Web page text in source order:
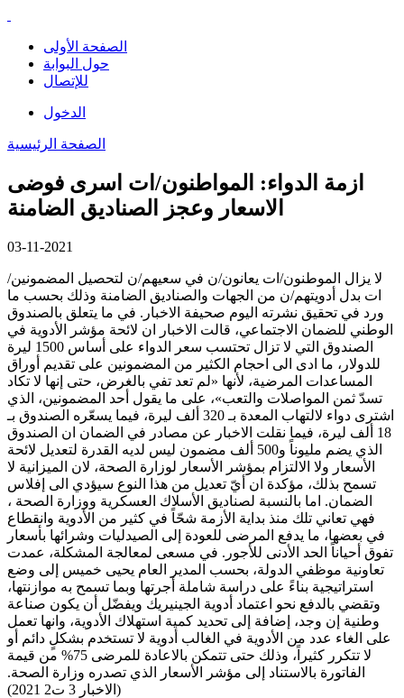
الصفحة الأولى
حول البوابة
للإتصال
الدخول
الصفحة الرئيسية
ازمة الدواء: المواطنون/ات اسرى فوضى
الاسعار وعجز الصناديق الضامنة
03-11-2021
لا يزال الموطنون/ات يعانون/ن في سعيهم/ن لتحصيل المضمونين/
ات بدل أدويتهم/ن من الجهات والصناديق الضامنة وذلك بحسب ما
ورد في تحقيق نشرته اليوم صحيفة الاخبار. في ما يتعلق بالصندوق
الوطني للضمان الاجتماعي، قالت الاخبار ان لائحة مؤشر الأدوية في
الصندوق التي لا تزال تحتسب سعر الدواء على أساس 1500 ليرة
للدولار، ما ادى الى احجام الكثير من المضمونين على تقديم أوراق
المساعدات المرضية، لأنها «لم تعد تفي بالغرض، حتى إنها لا تكاد
تسدّ ثمن المواصلات والتعب»، على ما يقول أحد المضمونين، الذي
اشترى دواء لالتهاب المعدة بـ 320 ألف ليرة، فيما يسعّره الصندوق بـ
18 ألف ليرة، فيما نقلت الاخبار عن مصادر في الضمان ان الصندوق
الذي يضم مليوناً و500 ألف مضمون ليس لديه القدرة لتعديل لائحة
الأسعار ولا الالتزام بمؤشر الأسعار لوزارة الصحة، لان الميزانية لا
تسمح بذلك، مؤكدة ان أيّ تعديل من هذا النوع سيؤدي الى إفلاس
الضمان. اما بالنسبة لصناديق الأسلاك العسكرية ووزارة الصحة ،
فهي تعاني تلك منذ بداية الأزمة شحّاً في كثير من الأدوية وانقطاع
في بعضها، ما يدفع المرضى للعودة إلى الصيدليات وشرائها بأسعار
تفوق أحياناً الحد الأدنى للأجور. في مسعى لمعالجة المشكلة، عمدت
تعاونية موظفي الدولة، بحسب المدير العام يحيى خميس إلى وضع
استراتيجية بناءً على دراسة شاملة أجرتها وبما تسمح به موازنتها،
وتقضي بالدفع نحو اعتماد أدوية الجينيريك ويفضّل أن يكون صناعة
وطنية إن وجد، إضافة إلى تحديد كمية استهلاك الأدوية، وانها تعمل
على الغاء عدد من الأدوية في الغالب أدوية لا تستخدم بشكلٍ دائم أو
لا تتكرر كثيراً، وذلك حتى تتمكن بالاعادة للمرضى 75% من قيمة
الفاتورة بالاستناد إلى مؤشر الأسعار الذي تصدره وزارة الصحة.
(الاخبار 3 ت2 2021)